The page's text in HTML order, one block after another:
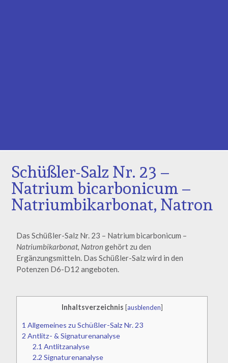
Schüßler-Salz Nr. 23 –
Natrium bicarbonicum –
Natriumbikarbonat, Natron
Das Schüßler-Salz Nr. 23 – Natrium bicarbonicum –
Natriumbikarbonat, Natrongehört zu den
Ergänzungsmitteln. Das Schüßler-Salz wird in den
Potenzen D6-D12 angeboten.
Inhaltsverzeichnis [ausblenden]
1 Allgemeines zu Schüßler-Salz Nr. 23
2 Antlitz- & Signaturenanalyse
2.1 Antlitzanalyse
2.2 Signaturenanalyse